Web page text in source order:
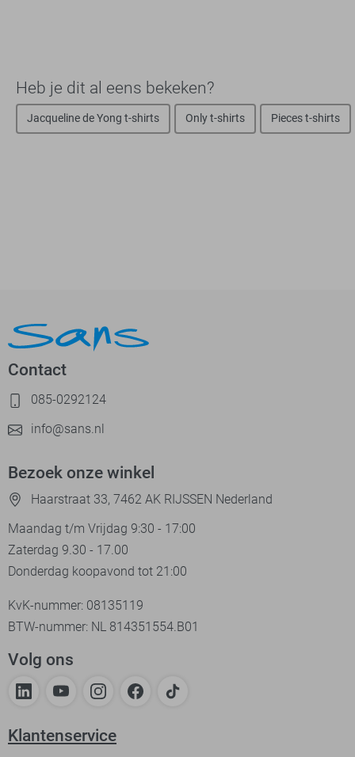
Heb je dit al eens bekeken?
Jacqueline de Yong t-shirts Only t-shirts Pieces t-shirts
Contact
085-0292124
info@sans.nl
Bezoek onze winkel
Haarstraat 33, 7462 AK RIJSSEN Nederland
Maandag t/m Vrijdag 9:30 - 17:00
Zaterdag 9.30 - 17.00
Donderdag koopavond tot 21:00
KvK-nummer: 08135119
BTW-nummer: NL 814351554.B01
Volg ons
Klantenservice